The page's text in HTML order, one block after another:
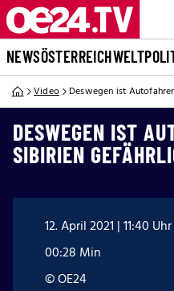
NEWSÖSTERREICHWELT
Video Deswegen ist
DESWEGEN IST
SIBIRIEN
12. April 2021 | 11:40 Uhr
00:28 Min
© OE24